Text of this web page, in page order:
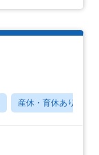
産休・育休あり